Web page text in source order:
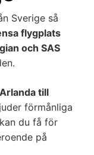
Sverige så
flygplats
och SAS
till
förmånliga
du få för
på